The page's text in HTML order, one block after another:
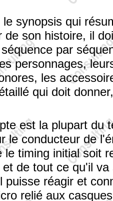
synopsis qui
de son histoire, il
par
personnages,
les
qui doit
est la plupart du
le conducteur de
le timing initial soit
de tout ce qu'il
puisse réagir et
relié aux